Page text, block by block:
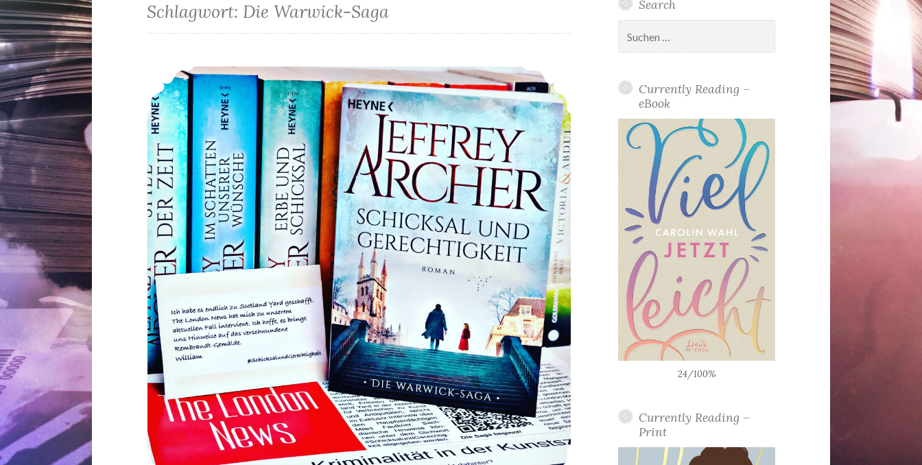
Schlagwort: Die Warwick-Saga
*Rezension* -> Schicksal und Gerechtigkeit (Die Warwick-Saga 1) von Jeffrey Archer
Search
nach:
Currently Reading –
eBook
24/100%
Currently Reading –
Print